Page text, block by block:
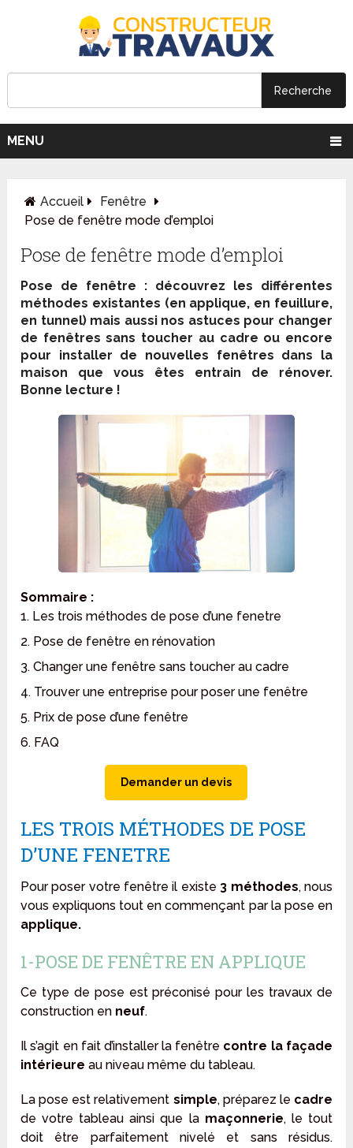
MENU
Accueil
Fenêtre
Pose de fenêtre mode d’emploi
Pose de fenêtre mode d’emploi
Pose de fenêtre : découvrez les différentes
méthodes existantes (en applique, en feuillure,
en tunnel) mais aussi nos astuces pour changer
de fenêtres sans toucher au cadre ou encore
pour installer de nouvelles fenêtres dans la
maison que vous êtes entrain de rénover.
Bonne lecture !
Sommaire :
1. Les trois méthodes de pose d’une fenetre
2. Pose de fenêtre en rénovation
3. Changer une fenêtre sans toucher au cadre
4. Trouver une entreprise pour poser une fenêtre
5. Prix de pose d’une fenêtre
6. FAQ
Demander un devis
LES TROIS MÉTHODES DE POSE
D’UNE FENETRE
Pour poser votre fenêtre il existe 3 méthodes, nous
vous expliquons tout en commençant par la pose en
applique.
1-POSE DE FENÊTRE EN APPLIQUE
Ce type de pose est préconisé pour les travaux de
construction en neuf.
Il s’agit en fait d’installer la fenêtre contre la façade
intérieure au niveau même du tableau.
La pose est relativement simple, préparez le cadre
de votre tableau ainsi que la maçonnerie, le tout
doit être parfaitement nivelé et sans résidus.